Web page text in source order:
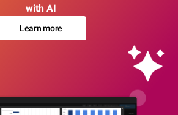
with AI
Learn more